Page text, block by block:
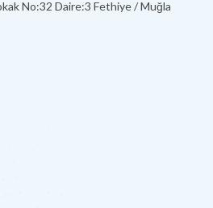
No:32 Daire:3 Fethiye / Muğla